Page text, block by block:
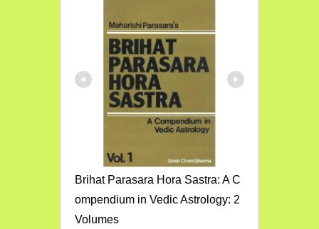
Brihat Parasara Hora Sastra: A C
ompendium in Vedic Astrology: 2
Volumes